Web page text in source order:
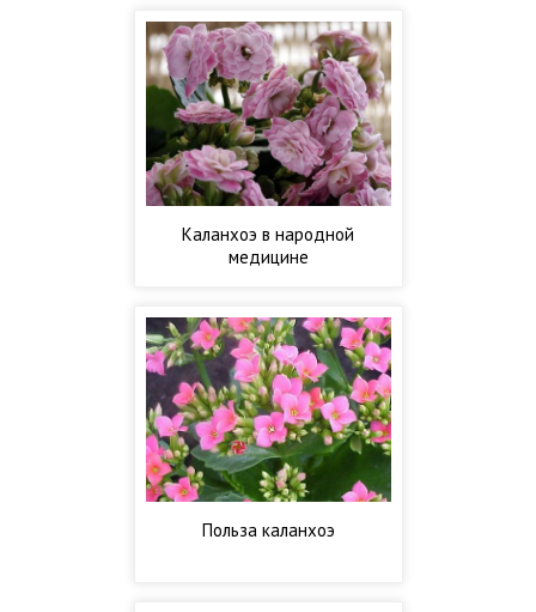
Каланхоэ в народной
медицине
Польза каланхоэ